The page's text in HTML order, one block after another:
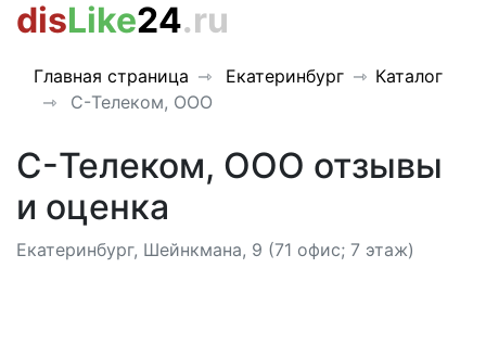
disLike24.ru
Главная страница Екатеринбург
Каталог
C-Телеком, ООО
C-Телеком, ООО отзывы
и оценка
Екатеринбург, Шейнкмана, 9 (71 офис; 7 этаж)